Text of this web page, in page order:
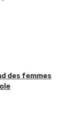
des femmes